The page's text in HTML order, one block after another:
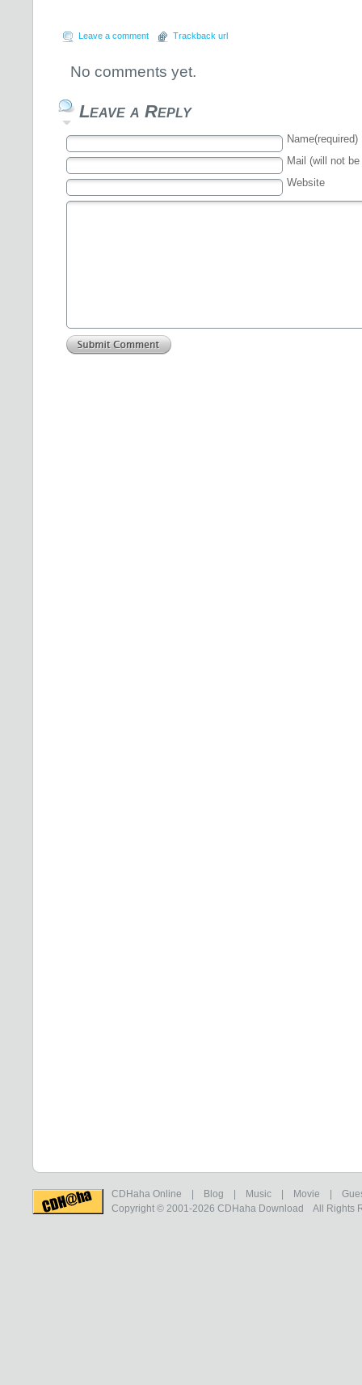
Leave a comment Trackback url
No comments yet.
Leave a Reply
Name(required)
Mail (will not
Website
CDHaha Online Blog Music Movie
Copyright © 2001-2026 CDHaha Download All Rights